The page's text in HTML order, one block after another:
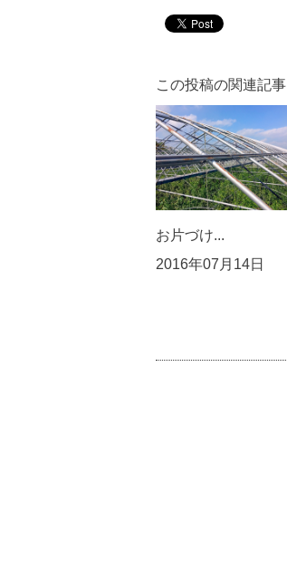
この投稿の関連記事
お片づけ...
2016年07月14日